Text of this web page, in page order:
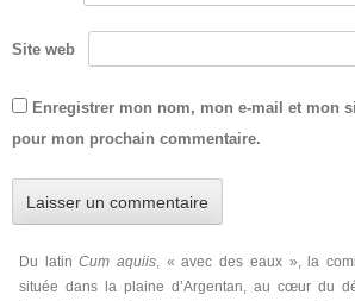
Site web
Enregistrer mon nom, mon e-mail et mon
pour mon prochain commentaire.
Du latinCum aquiis, « avec des eaux », la
située dans la plaine d’Argentan, au cœur du